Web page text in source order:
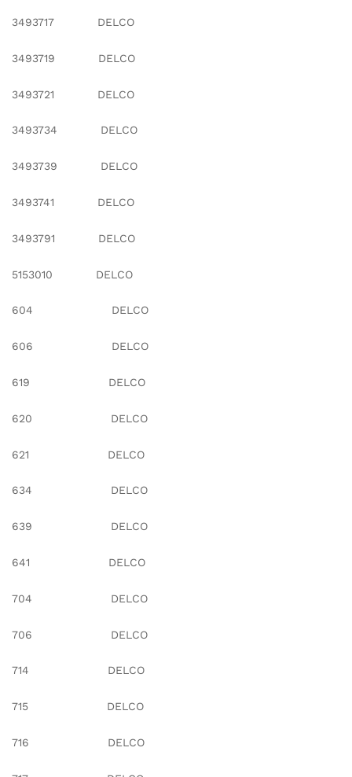
3493717 DELCO
3493719 DELCO
3493721 DELCO
3493734 DELCO
3493739 DELCO
3493741 DELCO
3493791 DELCO
5153010 DELCO
604 DELCO
606 DELCO
619 DELCO
620 DELCO
621 DELCO
634 DELCO
639 DELCO
641 DELCO
704 DELCO
706 DELCO
714 DELCO
715 DELCO
716 DELCO